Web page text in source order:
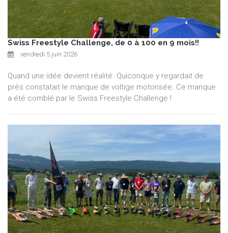
Swiss Freestyle Challenge, de 0 à 100 en 9 mois!!
vendredi 5 juin 2026
Quand une idée devient réalité. Quiconque y regardait de
près constatait le manque de voltige motorisée. Ce manque
a été comblé par le Swiss Freestyle Challenge !